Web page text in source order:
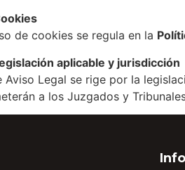
de cookies se regula en la
aplicable y jurisdicción
Aviso Legal se rige por la
a los Juzgados y